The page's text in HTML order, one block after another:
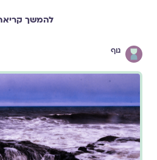
להמשך קריאה
גוף